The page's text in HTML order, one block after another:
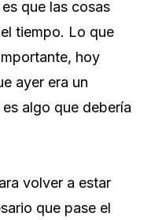
que las cosas
tiempo. Lo que
hoy
ayer era un
algo que debería
volver a estar
que pase el